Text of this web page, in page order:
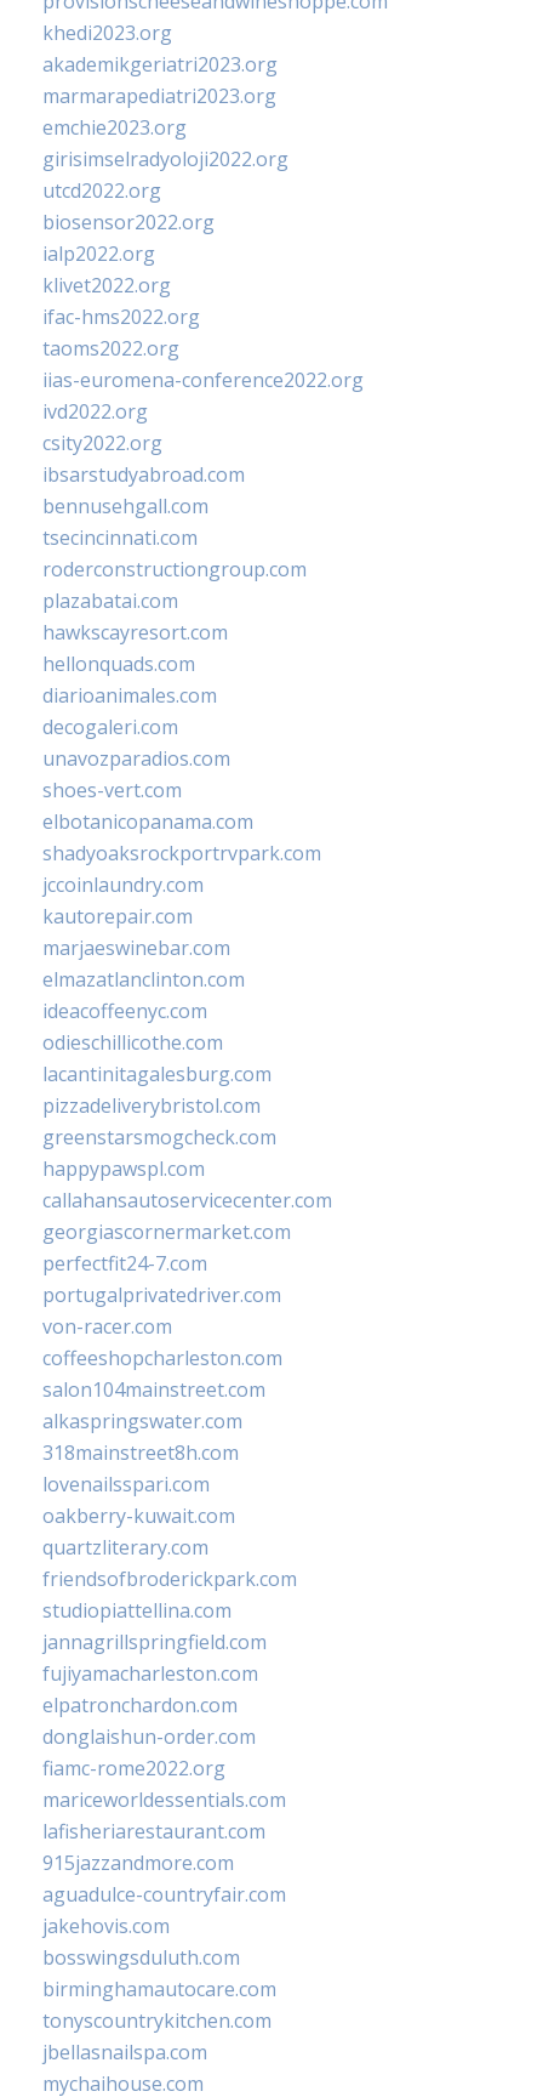
khedi2023.org
akademikgeriatri2023.org
marmarapediatri2023.org
emchie2023.org
girisimselradyoloji2022.org
utcd2022.org
biosensor2022.org
ialp2022.org
klivet2022.org
ifac-hms2022.org
taoms2022.org
iias-euromena-conference2022.org
ivd2022.org
csity2022.org
ibsarstudyabroad.com
bennusehgall.com
tsecincinnati.com
roderconstructiongroup.com
plazabatai.com
hawkscayresort.com
hellonquads.com
diarioanimales.com
decogaleri.com
unavozparadios.com
shoes-vert.com
elbotanicopanama.com
shadyoaksrockportrvpark.com
jccoinlaundry.com
kautorepair.com
marjaeswinebar.com
elmazatlanclinton.com
ideacoffeenyc.com
odieschillicothe.com
lacantinitagalesburg.com
pizzadeliverybristol.com
greenstarsmogcheck.com
happypawspl.com
callahansautoservicecenter.com
georgiascornermarket.com
perfectfit24-7.com
portugalprivatedriver.com
von-racer.com
coffeeshopcharleston.com
salon104mainstreet.com
alkaspringswater.com
318mainstreet8h.com
lovenailsspari.com
oakberry-kuwait.com
quartzliterary.com
friendsofbroderickpark.com
studiopiattellina.com
jannagrillspringfield.com
fujiyamacharleston.com
elpatronchardon.com
donglaishun-order.com
fiamc-rome2022.org
mariceworldessentials.com
lafisheriarestaurant.com
915jazzandmore.com
aguadulce-countryfair.com
jakehovis.com
bosswingsduluth.com
birminghamautocare.com
tonyscountrykitchen.com
jbellasnailspa.com
mychaihouse.com